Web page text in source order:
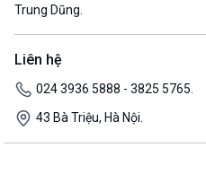
Trung Dũng.
Liên hệ
024 3936 5888 - 3825 5765.
43 Bà Triệu, Hà Nội.